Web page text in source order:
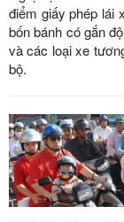
điểm giấy phép lái
bốn bánh có gắn
và các loại xe
bộ.